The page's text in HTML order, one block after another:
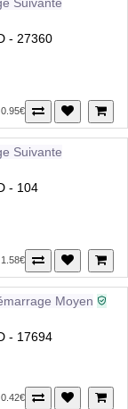
Suivante
Moyen